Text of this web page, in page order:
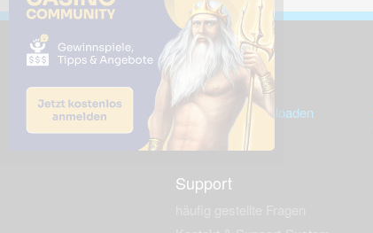
Downloads
Dieses Bild downloaden
Desktop Tools
Support